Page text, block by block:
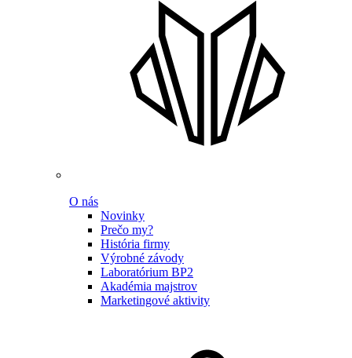
O nás
Novinky
Prečo my?
História firmy
Výrobné závody
Laboratórium BP2
Akadémia majstrov
Marketingové aktivity